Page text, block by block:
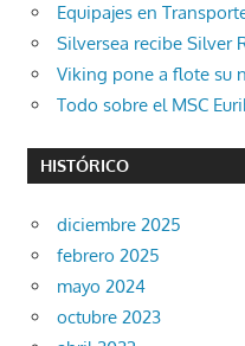
Equipajes en
Silversea recibe Silver
Viking pone a flote su
Todo sobre el MSC
HISTÓRICO
diciembre 2025
febrero 2025
mayo 2024
octubre 2023